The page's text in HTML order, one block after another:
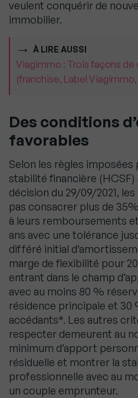
veulent conquérir de
immobilier.
À LIRE AUSSI
Viagimmo : Trois façons
(franchise, Label
Des conditions
favorables
Selon les règles imposées
stabilité financière (HCSF)
décision du 29/09/2021,
pas consacrer plus de
à leurs remboursements
ans avec une tolérance
différé initial
marge de flexibilité pour
entrant dans le champ
avec au moins 80 %
résidence principale et 30
accédants*. Les autres
respecter demeurent au
minimum d’apport
résiduelle et montrer la
professionnelle avec au
un couple emprunteur.